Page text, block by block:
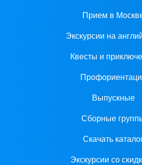
Прием в
Экскурсии на
Квесты и
Выпускные
Сборные
Скачать
Экскурсии со